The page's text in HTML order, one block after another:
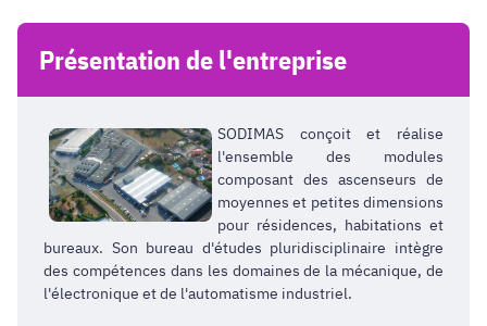
Présentation de l'entreprise
SODIMAS conçoit et réalise
l'ensemble des modules
composant des ascenseurs de
moyennes et petites dimensions
pour résidences, habitations et
bureaux. Son bureau d'études pluridisciplinaire intègre
des compétences dans les domaines de la mécanique, de
l'électronique et de l'automatisme industriel.